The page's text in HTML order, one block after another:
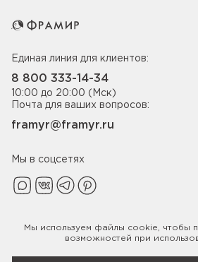
Единая линия для клиентов:
8 800 333-14-34
10:00 до 20:00 (Мск)
Почта для ваших вопросов:
framyr@framyr.ru
Мы в соцсетях
Политика конфиденциальности
Мы используем файлы cookie , чтобы
возможностей при